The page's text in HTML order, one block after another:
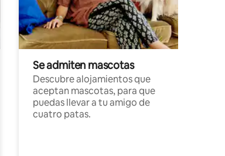
Se admiten mascotas
Descubre alojamientos que
aceptan mascotas, para que
puedas llevar a tu amigo de
cuatro patas.